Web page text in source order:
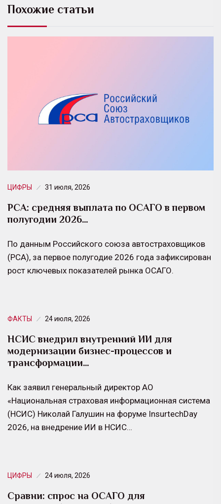
Похожие статьи
ЦИФРЫ 31 июля, 2026
РСА: средняя выплата по ОСАГО в первом
полугодии 2026…
По данным Российского союза автостраховщиков
(РСА), за первое полугодие 2026 года зафиксирован
рост ключевых показателей рынка ОСАГО.
ФАКТЫ 24 июля, 2026
НСИС внедрил внутренний ИИ для
модернизации бизнес-процессов и
трансформации…
Как заявил генеральный директор АО
«Национальная страховая информационная система
(НСИС) Николай Галушин на форуме InsurtechDay
2026, на внедрение ИИ в НСИС…
ЦИФРЫ 24 июля, 2026
Сравни: спрос на ОСАГО для